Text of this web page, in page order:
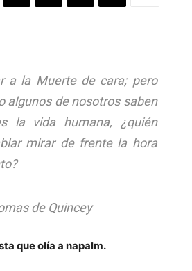
a la Muerte de cara; pero
algunos de nosotros saben
la vida humana, ¿quién
mirar de frente la hora
de Quincey
que olía a napalm.